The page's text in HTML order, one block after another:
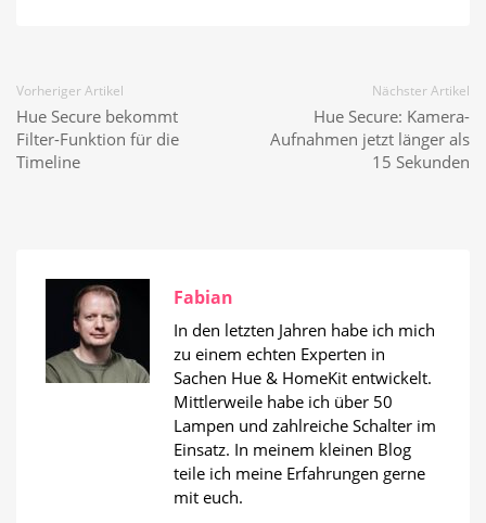
Vorheriger Artikel
Hue Secure bekommt
Filter-Funktion für die
Timeline
Nächster Artikel
Hue Secure: Kamera-
Aufnahmen jetzt länger als
15 Sekunden
Fabian
In den letzten Jahren habe ich mich
zu einem echten Experten in
Sachen Hue & HomeKit entwickelt.
Mittlerweile habe ich über 50
Lampen und zahlreiche Schalter im
Einsatz. In meinem kleinen Blog
teile ich meine Erfahrungen gerne
mit euch.